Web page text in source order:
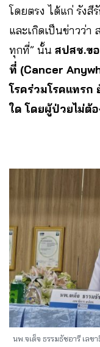
โดยตรง ได้แก่ รังสี
และเกิดเป็นข่าวว่า
ทุกที่” นั้น สปสช.ข
ที่ (Cancer
โรคร่วมโรคแทรก
ใด โดยผู้ป่วยไม่ต้
นพ.จเด็จ ธรรมธัชอารี เล